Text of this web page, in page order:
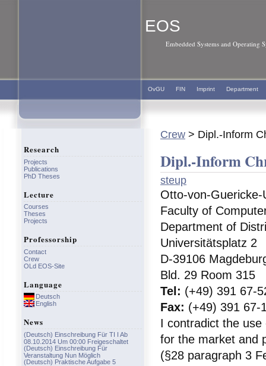
EOS
Embedded Systems and Operating
OvGU FIN Imprint Department
Crew > Dipl.-Inform
Dipl.-Inform
steup
Otto-von-
Faculty of
Department of
Universitätsplatz 2
D-39106
Bld. 29 Room 315
Tel: (+49) 391 67-
Fax: (+49) 391 67-
I contradict the
for the market and
(§28 paragraph 3
Research
Projects
Publications
PhD Theses
Lecture
Courses
Theses
Projects
Professorship
Contact
Crew
OLd EOS-Site
Language
Deutsch
English
News
(Deutsch) Einschreibung Für TI I Ab
08.10.2014 Um 00:00 Freigeschaltet
(Deutsch) Einschreibung Für
Veranstaltung Nun Möglich
(Deutsch) Praktische Aufgabe 5